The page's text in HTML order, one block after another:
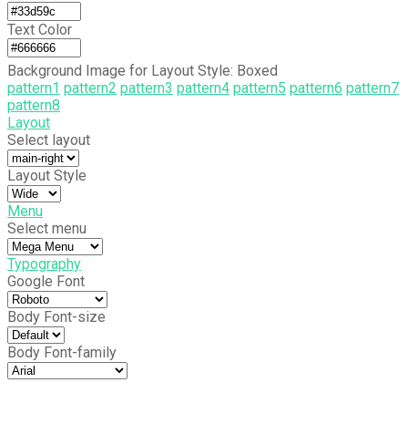
Text Color
Background Image for Layout Style: Boxed
pattern1 pattern2 pattern3 pattern4 pattern5 pattern6 pattern7
pattern8
Layout
Select layout
Layout Style
Menu
Select menu
Typography
Google Font
Body Font-size
Body Font-family